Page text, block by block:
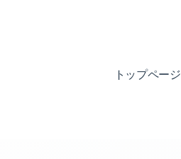
トップページ